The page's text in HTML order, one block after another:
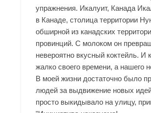
упражнения. Икалуит, Канада
в Канаде, столица территории
обширной из канадских
провинций. С молоком он
невероятно вкусный коктейль. И
жалко своего времени, а нашего
В моей жизни достаточно было
людей за выдвижение новых
просто выкидывало на улицу,